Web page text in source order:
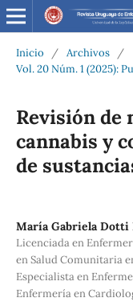
Inicio / Archivos
/
Vol. 20 Núm. 1 (2025):
Revisión de
cannabis y
de
María Gabriela Dotti
Licenciada en
en Salud Comunitaria
Especialista en
Enfermería en